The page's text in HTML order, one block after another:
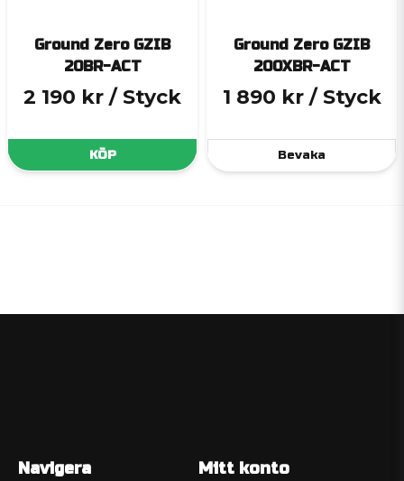
Ground Zero GZIB
20BR-ACT
2 190 kr / Styck
KÖP
Ground Zero GZIB
200XBR-ACT
1 890 kr / Styck
Bevaka
Navigera Mitt konto